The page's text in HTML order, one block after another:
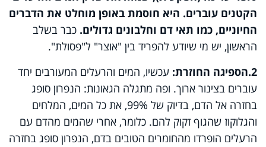
הקטנים עוברים. היא חוסמת באופן מוחלט את הדברים
החיוניים, כמו תאי דם וחלבונים גדולים. כבר בשלב
הראשון, יש מי שיודע להפריד בין "אוצר" ל"פסולת".
2. הספיגה החוזרת: עכשיו, המים והרעלים המעורבים יחד
עוברים בצינור ארוך. ופה מתגלה הגאונות: הנפרון סופג
בחזרה אל הדם, בדיוק של 99%, את כל המים, המלחים
והגלוקוז שהגוף זקוק להם. כלומר, אחרי שהמים מהדם עם
הרעלים הופרדו מהחומרים הטובים בדם, הנפרון סופג בחזרה